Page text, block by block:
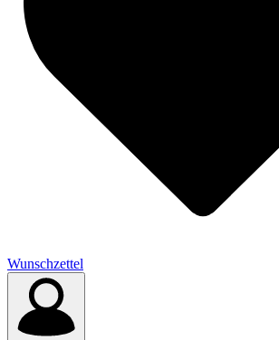
Wunschzettel